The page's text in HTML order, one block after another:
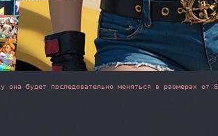
она будет последовательно меняться в размерах от